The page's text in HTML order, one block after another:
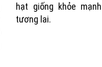
hạt giống khỏe
tương lai.